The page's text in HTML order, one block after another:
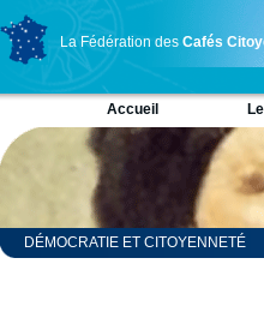
La Fédération des Cafés
Accueil
DÉMOCRATIE ET CITOYENNETÉ